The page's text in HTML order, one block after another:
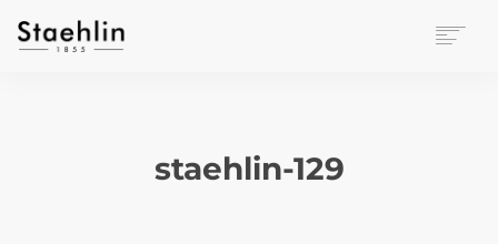
staehlin-129